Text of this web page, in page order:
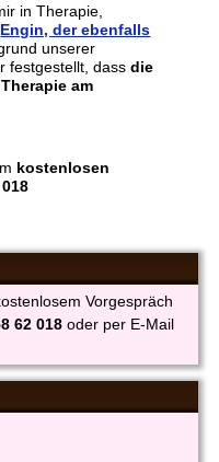
in Therapie,
Engin, der ebenfalls
unserer
festgestellt, dassdie
am
kostenlosen
Vorgespräch
62 018 oder per E-Mail